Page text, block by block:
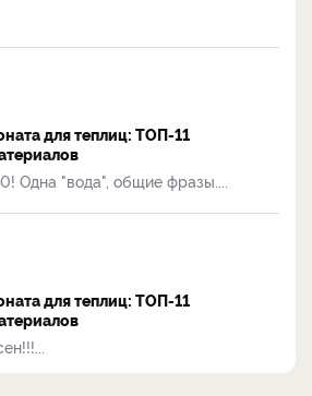
для теплиц: ТОП-11
Одна "вода", общие фразы....
для теплиц: ТОП-11